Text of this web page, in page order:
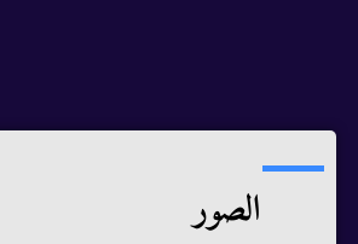
الصور